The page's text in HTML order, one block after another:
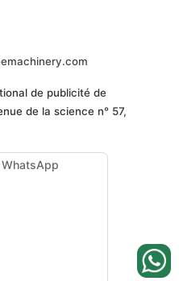
de publicité de
de la science n° 57,